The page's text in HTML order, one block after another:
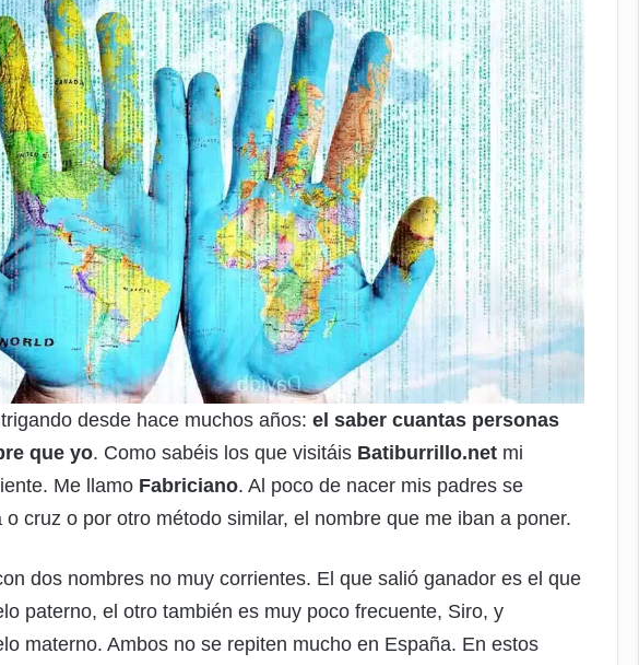
desde hace muchos años: el saber cuantas personas
que yo. Como sabéis los que visitáis Batiburrillo.net mi
Me llamo Fabriciano. Al poco de nacer mis padres se
cruz o por otro método similar, el nombre que me iban a poner.
dos nombres no muy corrientes. El que salió ganador es el que
paterno, el otro también es muy poco frecuente, Siro, y
materno. Ambos no se repiten mucho en España. En estos